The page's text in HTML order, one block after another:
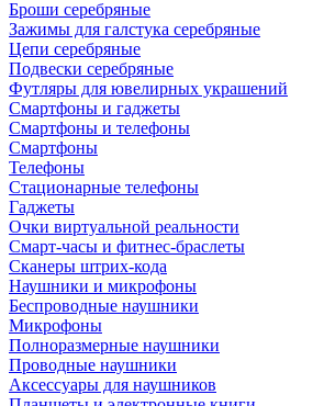
Броши серебряные
Зажимы для галстука серебряные
Цепи серебряные
Подвески серебряные
Футляры для ювелирных украшений
Смартфоны и гаджеты
Смартфоны и телефоны
Смартфоны
Телефоны
Стационарные телефоны
Гаджеты
Очки виртуальной реальности
Смарт-часы и фитнес-браслеты
Сканеры штрих-кода
Наушники и микрофоны
Беспроводные наушники
Микрофоны
Полноразмерные наушники
Проводные наушники
Аксессуары для наушников